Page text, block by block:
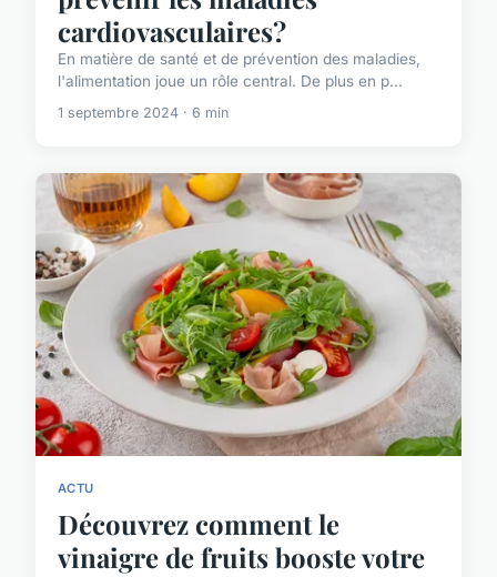
cardiovasculaires?
En matière de santé et de prévention des maladies,
l'alimentation joue un rôle central. De plus en p...
1 septembre 2024 · 6 min
ACTU
Découvrez comment le
vinaigre de fruits booste votre